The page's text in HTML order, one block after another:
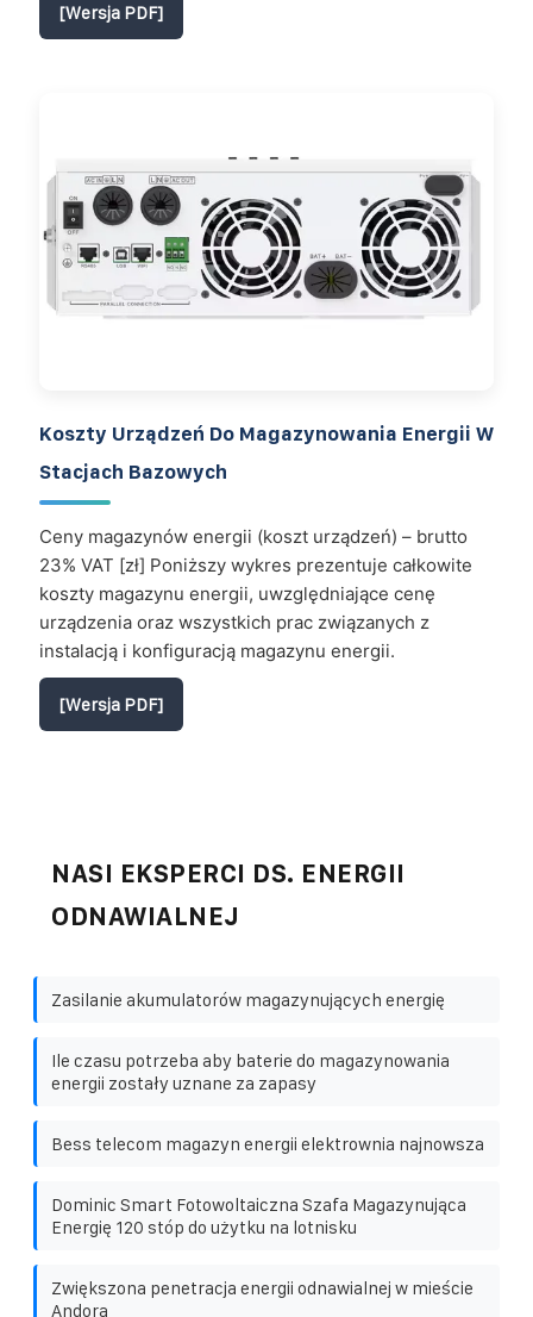
[Wersja PDF]
Koszty Urządzeń Do Magazynowania Energii W
Stacjach Bazowych
Ceny magazynów energii (koszt urządzeń) – brutto
23% VAT [zł] Poniższy wykres prezentuje całkowite
koszty magazynu energii, uwzględniające cenę
urządzenia oraz wszystkich prac związanych z
instalacją i konfiguracją magazynu energii.
[Wersja PDF]
NASI EKSPERCI DS. ENERGII
ODNAWIALNEJ
Zasilanie akumulatorów magazynujących energię
Ile czasu potrzeba aby baterie do magazynowania
energii zostały uznane za zapasy
Bess telecom magazyn energii elektrownia najnowsza
Dominic Smart Fotowoltaiczna Szafa Magazynująca
Energię 120 stóp do użytku na lotnisku
Zwiększona penetracja energii odnawialnej w mieście
Andora